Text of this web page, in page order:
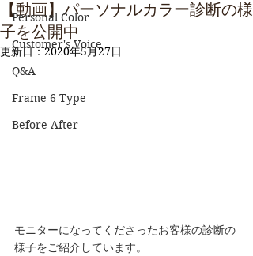
Personal Color
Customer's Voice
Q&A
Frame 6 Type
Before After
【動画】パーソナルカラー診断の様
子を公開中
更新日：2020年5月27日
モニターになってくださったお客様の診断の
様子をご紹介しています。